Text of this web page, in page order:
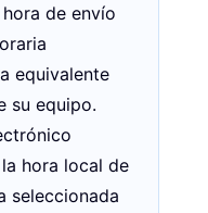
de envío
equivalente
su equipo.
hora local de
seleccionada